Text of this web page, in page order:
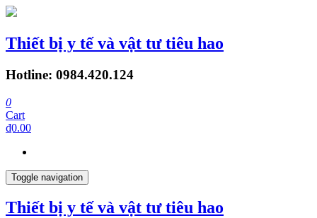
Thiết bị y tế và vật tư tiêu hao
Hotline: 0984.420.124
0
Cart
₫0.00
Toggle navigation
Thiết bị y tế và vật tư tiêu hao